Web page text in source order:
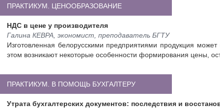
ПРАКТИКУМ. ЦЕНООБРАЗОВАНИЕ
НДС в цене у производителя
Галина КЕВРА, экономист, преподаватель БГТУ
Изготовленная белорусскими предприятиями продукция
этом возникают некоторые особенности формирования цены,
ПРАКТИКУМ. В ПОМОЩЬ БУХГАЛТЕРУ
Утрата бухгалтерских документов: последствия и